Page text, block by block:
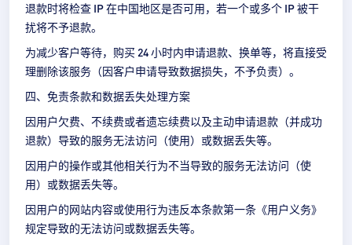
退款时将检查 IP 在中国地区是否可用，若一个或多个 IP 被干
扰将不予退款。
为减少客户等待，购买 24 小时内申请退款、换单等，将直接受
理删除该服务（因客户申请导致数据损失，不予负责）。
四、免责条款和数据丢失处理方案
因用户欠费、不续费或者遗忘续费以及主动申请退款（并成功
退款）导致的服务无法访问（使用）或数据丢失等。
因用户的操作或其他相关行为不当导致的服务无法访问（使
用）或数据丢失等。
因用户的网站内容或使用行为违反本条款第一条《用户义务》
规定导致的无法访问或数据丢失等。